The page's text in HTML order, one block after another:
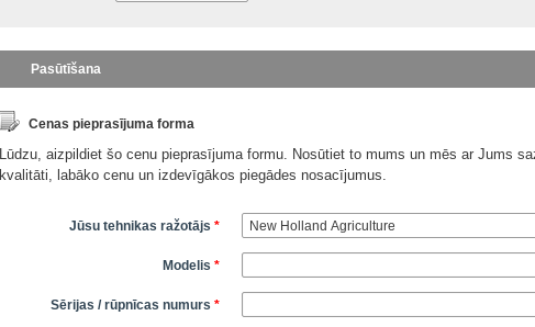
Pasūtīšana
Cenas pieprasījuma forma
Lūdzu, aizpildiet šo cenu pieprasījuma formu. Nosūtiet to mums un mēs ar Jums
kvalitāti, labāko cenu un izdevīgākos piegādes nosacījumus.
Jūsu tehnikas ražotājs *
Modelis *
Sērijas / rūpnīcas numurs *